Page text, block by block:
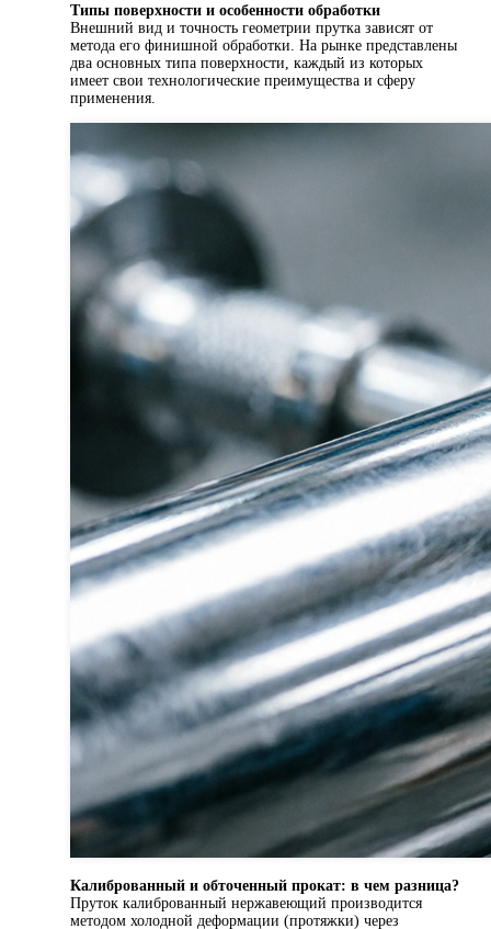
Типы поверхности и особенности обработки
Внешний вид и точность геометрии прутка зависят от
метода его финишной обработки. На рынке представлены
два основных типа поверхности, каждый из которых
имеет свои технологические преимущества и сферу
применения.
Калиброванный и обточенный прокат: в чем разница?
Пруток калиброванный нержавеющий производится
методом холодной деформации (протяжки) через